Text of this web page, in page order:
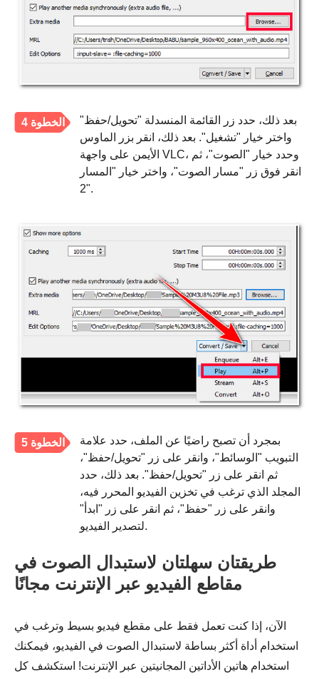
الخطوة 4
بعد ذلك، حدد زر القائمة المنسدلة "تحويل/حفظ"
واختر خيار "تشغيل". بعد ذلك، انقر بزر الماوس
الأيمن على واجهة VLC، وحدد خيار "الصوت"، ثم
انقر فوق زر "مسار الصوت"، واختر خيار "المسار
2".
الخطوة 5
بمجرد أن تصبح راضيًا عن الملف، حدد علامة
التبويب "الوسائط"، وانقر على زر "تحويل/حفظ"،
ثم انقر على زر "تحويل/حفظ". بعد ذلك، حدد
المجلد الذي ترغب في تخزين الفيديو المحرر فيه،
وانقر على زر "حفظ"، ثم انقر على زر "ابدأ"
لتصدير الفيديو.
طريقتان سهلتان لاستبدال الصوت في
مقاطع الفيديو عبر الإنترنت مجانًا
الآن، إذا كنت تعمل فقط على مقطع فيديو بسيط وترغب في
استخدام أداة أكثر بساطة لاستبدال الصوت في الفيديو، فيمكنك
استخدام هاتين الأداتين المجانيتين عبر الإنترنت! استكشف كل